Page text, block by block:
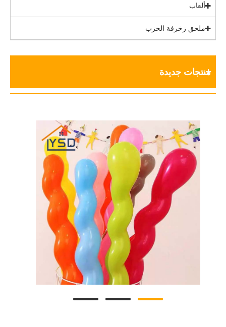
ألعاب
ملحق زخرفة الحزب
منتجات جديدة